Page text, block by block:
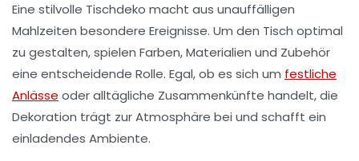
Eine stilvolle Tischdeko macht aus unauffälligen
Mahlzeiten besondere Ereignisse. Um den Tisch optimal
zu gestalten, spielen Farben,Materialien und Zubehör
eine entscheidende Rolle. Egal, ob es sich um festliche
Anlässe oder alltägliche Zusammenkünfte handelt, die
Dekoration trägt zur Atmosphäre bei und schafft ein
einladendes Ambiente.